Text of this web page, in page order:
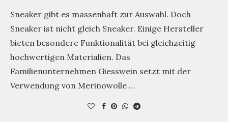
Sneaker gibt es massenhaft zur Auswahl. Doch
Sneaker ist nicht gleich Sneaker. Einige Hersteller
bieten besondere Funktionalität bei gleichzeitig
hochwertigen Materialien. Das
Familienunternehmen Giesswein setzt mit der
Verwendung von Merinowolle …